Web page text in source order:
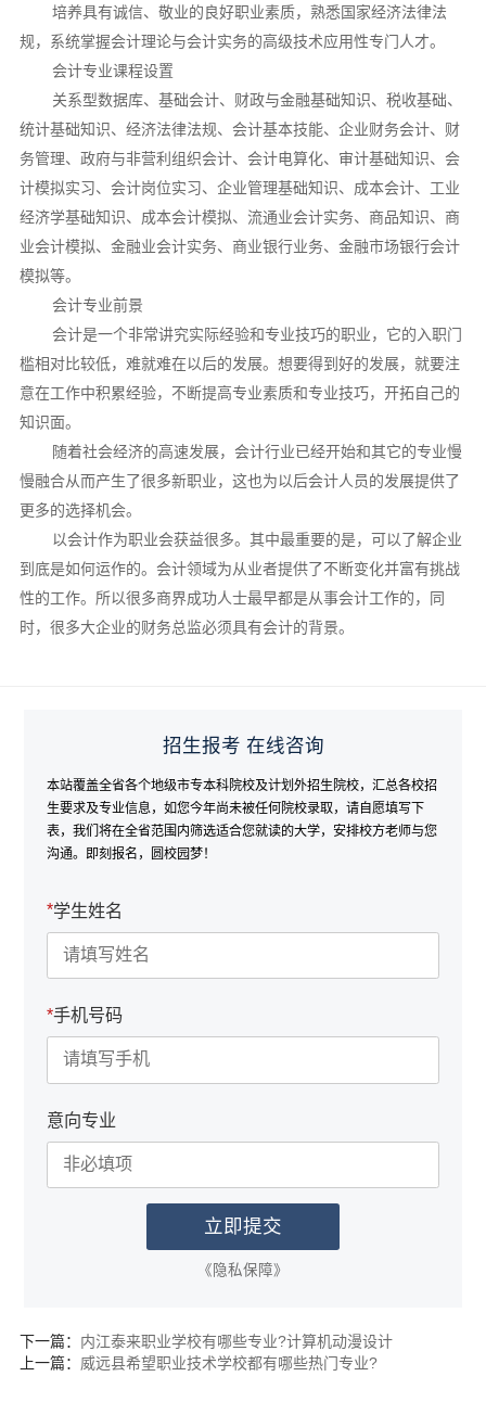
培养具有诚信、敬业的良好职业素质，熟悉国家经济法律法
规，系统掌握会计理论与会计实务的高级技术应用性专门人才。
会计专业课程设置
关系型数据库、基础会计、财政与金融基础知识、税收基础、
统计基础知识、经济法律法规、会计基本技能、企业财务会计、财
务管理、政府与非营利组织会计、会计电算化、审计基础知识、会
计模拟实习、会计岗位实习、企业管理基础知识、成本会计、工业
经济学基础知识、成本会计模拟、流通业会计实务、商品知识、商
业会计模拟、金融业会计实务、商业银行业务、金融市场银行会计
模拟等。
会计专业前景
会计是一个非常讲究实际经验和专业技巧的职业，它的入职门
槛相对比较低，难就难在以后的发展。想要得到好的发展，就要注
意在工作中积累经验，不断提高专业素质和专业技巧，开拓自己的
知识面。
随着社会经济的高速发展，会计行业已经开始和其它的专业慢
慢融合从而产生了很多新职业，这也为以后会计人员的发展提供了
更多的选择机会。
以会计作为职业会获益很多。其中最重要的是，可以了解企业
到底是如何运作的。会计领域为从业者提供了不断变化并富有挑战
性的工作。所以很多商界成功人士最早都是从事会计工作的，同
时，很多大企业的财务总监必须具有会计的背景。
招生报考 在线咨询
本站覆盖全省各个地级市专本科院校及计划外招生院校，汇总各校招
生要求及专业信息，如您今年尚未被任何院校录取，请自愿填写下
表，我们将在全省范围内筛选适合您就读的大学，安排校方老师与您
沟通。即刻报名，圆校园梦！
*学生姓名
*手机号码
意向专业
《隐私保障》
下一篇： 内江泰来职业学校有哪些专业?计算机动漫设计
上一篇： 威远县希望职业技术学校都有哪些热门专业?